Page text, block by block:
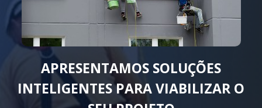
APRESENTAMOS SOLUÇÕES
INTELIGENTES PARA VIABILIZAR O